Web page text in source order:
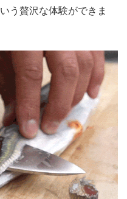
う贅沢な体験ができま